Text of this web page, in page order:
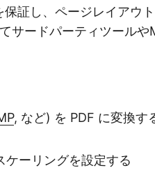
証し、ページレイアウト
サードパーティツール
, など) を PDF に変換す
ーリングを設定する